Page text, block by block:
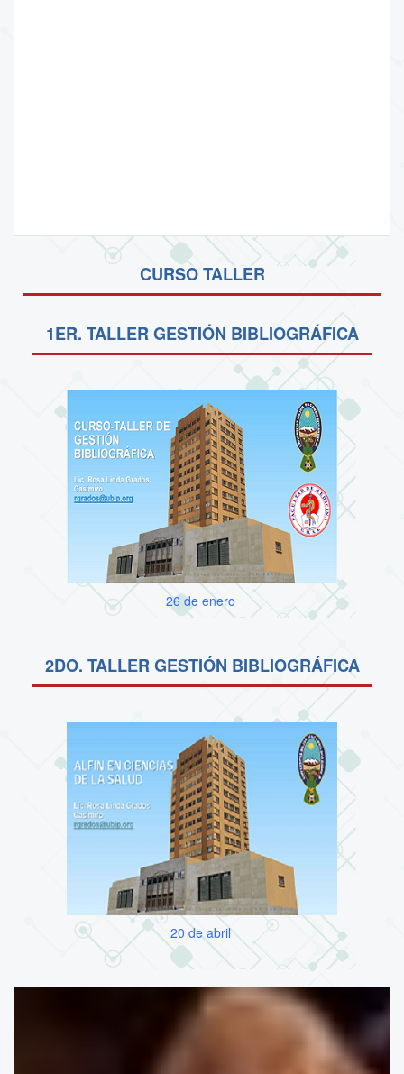
CURSO TALLER
1ER. TALLER GESTIÓN BIBLIOGRÁFICA
26 de enero
2DO. TALLER GESTIÓN BIBLIOGRÁFICA
20 de abril